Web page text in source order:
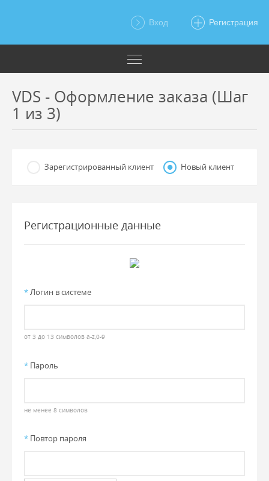
Вход Регистрация
VDS - Оформление заказа (Шаг
1 из 3)
Зарегистрированный клиент Новый клиент
Регистрационные данные
*Логин в системе
от 3 до 13 символов a-z,0-9
* Пароль
не менее 8 символов
* Повтор пароля